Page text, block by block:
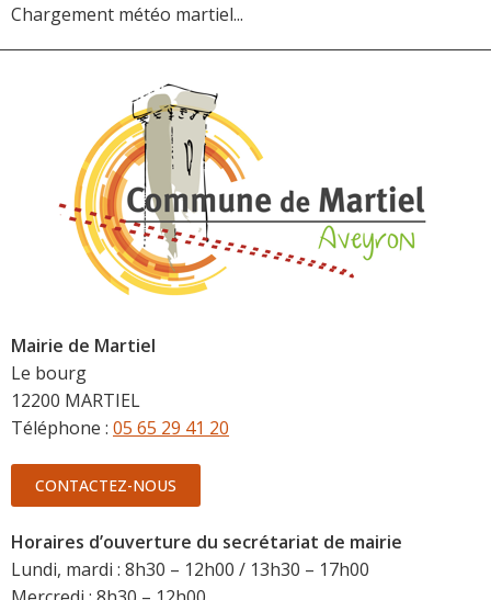
Chargement météo martiel...
Mairie de Martiel
Le bourg
12200 MARTIEL
Téléphone : 05 65 29 41 20
CONTACTEZ-NOUS
Horaires d’ouverture du secrétariat de mairie
Lundi, mardi : 8h30 – 12h00 / 13h30 – 17h00